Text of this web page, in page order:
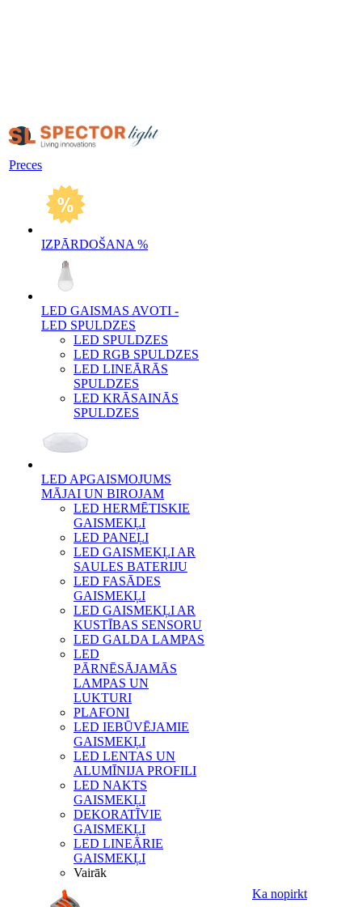
Preces
IZPĀRDOŠANA %
LED GAISMAS AVOTI -
LED SPULDZES
LED SPULDZES
LED RGB SPULDZES
LED LINEĀRĀS
SPULDZES
LED KRĀSAINĀS
SPULDZES
LED APGAISMOJUMS
MĀJAI UN BIROJAM
LED HERMĒTISKIE
GAISMEKĻI
LED PANEĻI
LED GAISMEKĻI AR
SAULES BATERIJU
LED FASĀDES
GAISMEKĻI
LED GAISMEKĻI AR
KUSTĪBAS SENSORU
LED GALDA LAMPAS
LED
PĀRNĒSĀJAMĀS
LAMPAS UN
LUKTURI
PLAFONI
LED IEBŪVĒJAMIE
GAISMEKĻI
LED LENTAS UN
ALUMĪNIJA PROFILI
LED NAKTS
GAISMEKĻI
DEKORATĪVIE
GAISMEKĻI
LED LINEĀRIE
GAISMEKĻI
Vairāk
Ka nopirkt